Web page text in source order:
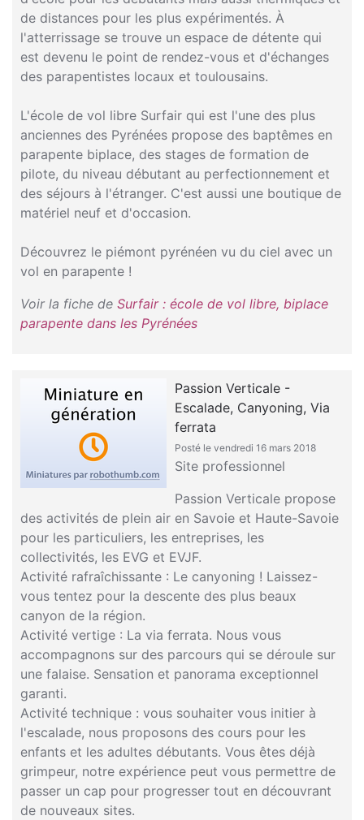
de distances pour les plus expérimentés. À
l'atterrissage se trouve un espace de détente qui
est devenu le point de rendez-vous et d'échanges
des parapentistes locaux et toulousains.
L'école de vol libre Surfair qui est l'une des plus
anciennes des Pyrénées propose des baptêmes en
parapente biplace, des stages de formation de
pilote, du niveau débutant au perfectionnement et
des séjours à l'étranger. C'est aussi une boutique de
matériel neuf et d'occasion.
Découvrez le piémont pyrénéen vu du ciel avec un
vol en parapente !
Voir la fiche de Surfair : école de vol libre, biplace
parapente dans les Pyrénées
Passion Verticale -
Escalade, Canyoning, Via
ferrata
Posté le vendredi 16 mars 2018
Site professionnel
Passion Verticale propose
des activités de plein air en Savoie et Haute-Savoie
pour les particuliers, les entreprises, les
collectivités, les EVG et EVJF.
Activité rafraîchissante : Le canyoning ! Laissez-
vous tentez pour la descente des plus beaux
canyon de la région.
Activité vertige : La via ferrata. Nous vous
accompagnons sur des parcours qui se déroule sur
une falaise. Sensation et panorama exceptionnel
garanti.
Activité technique : vous souhaiter vous initier à
l'escalade, nous proposons des cours pour les
enfants et les adultes débutants. Vous êtes déjà
grimpeur, notre expérience peut vous permettre de
passer un cap pour progresser tout en découvrant
de nouveaux sites.